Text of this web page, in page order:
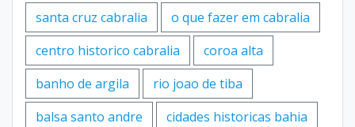
santa cruz cabralia
o que fazer em cabralia
centro historico cabralia
coroa alta
banho de argila
rio joao de tiba
balsa santo andre
cidades historicas bahia